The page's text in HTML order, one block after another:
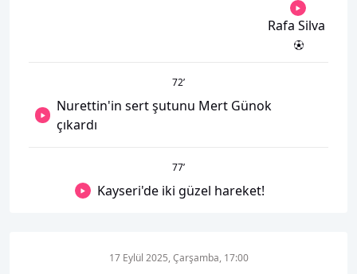
Rafa Silva
72’
Nurettin'in sert şutunu Mert Günok
çıkardı
77’
Kayseri'de iki güzel hareket!
17 Eylül 2025, Çarşamba, 17:00